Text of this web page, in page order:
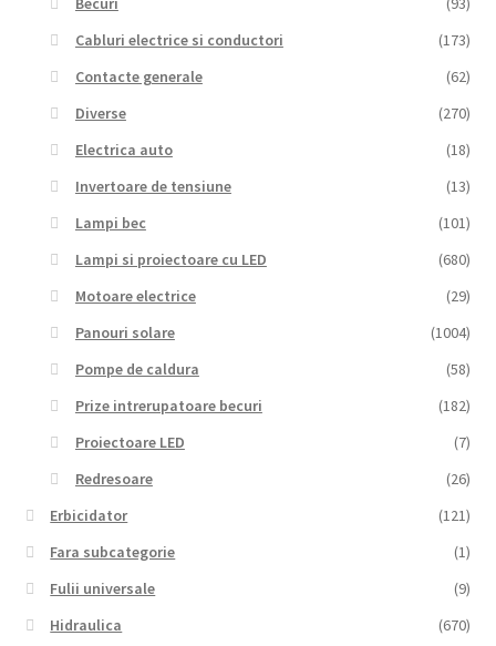
Cabluri electrice si conductori
(173)
Contacte generale
(62)
Diverse
(270)
Electrica auto
(18)
Invertoare de tensiune
(13)
Lampi bec
(101)
Lampi si proiectoare cu LED
(680)
Motoare electrice
(29)
Panouri solare
(1004)
Pompe de caldura
(58)
Prize intrerupatoare becuri
(182)
Proiectoare LED
(7)
Redresoare
(26)
Erbicidator
(121)
Fara subcategorie
(1)
Fulii universale
(9)
Hidraulica
(670)